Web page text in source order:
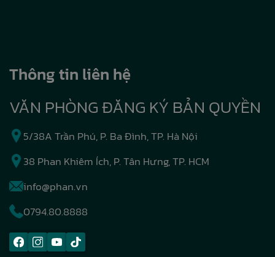
Thông tin liên hệ
VĂN PHÒNG ĐĂNG KÝ BẢN QUYỀN
5/38A Trần Phú, P. Ba Đình, TP. Hà Nội
38 Phan Khiêm Ích, P. Tân Hưng, TP. HCM
info@phan.vn
0794.80.8888